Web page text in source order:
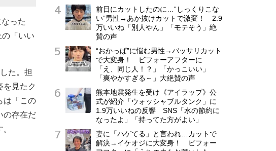
った
「いい
た。担
を見たク
は「この
の存在だ
前日にカットしたのに…“しっくりこな
い”男性→あか抜けカットで激変！ 2.9
万いいね「別人やん」「モテそう」絶
賛の声
“おかっぱ”に悩む男性→バッサリカット
で大変身！ ビフォーアフターに
「え、同じ人！？」「かっこいい」
「爽やかすぎる～」大絶賛の声
熊本地震発生を受け《アイラップ》公
式が紹介「ウォッシャブルタンク」に
1.9万いいねの反響 SNS「水の節約に
なったよ」「持ってた方がよい」
妻に「ハゲてる」と言われ…カットで
解決→イケオジに大変身！ ビフォー